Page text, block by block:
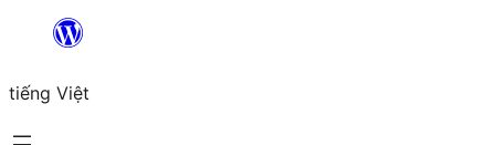
Chuyển
phần
nội
tiếng Việt